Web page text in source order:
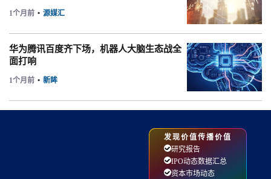
1个月前 • 源媒汇
华为腾讯百度齐下场，机器人大脑生态战全
面打响
1个月前 • 新眸
发现价值传播价值
研究报告
IPO动态数据汇总
资本市场动态